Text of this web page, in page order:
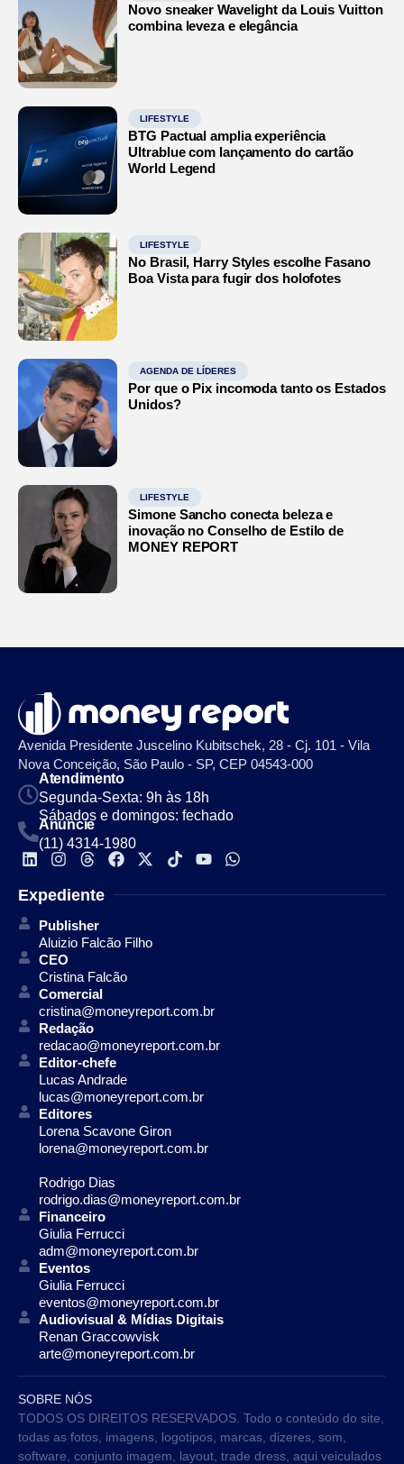
Novo sneaker Wavelight da Louis Vuitton
combina leveza e elegância
LIFESTYLE
BTG Pactual amplia experiência
Ultrablue com lançamento do cartão
World Legend
LIFESTYLE
No Brasil, Harry Styles escolhe Fasano
Boa Vista para fugir dos holofotes
AGENDA DE LÍDERES
Por que o Pix incomoda tanto os Estados
Unidos?
LIFESTYLE
Simone Sancho conecta beleza e
inovação no Conselho de Estilo de
MONEY REPORT
Avenida Presidente Juscelino Kubitschek, 28 - Cj. 101 - Vila
Nova Conceição, São Paulo - SP, CEP 04543-000
Atendimento
Segunda-Sexta: 9h às 18h
Sábados e domingos: fechado
Anuncie
(11) 4314-1980
Expediente
Publisher
Aluizio Falcão Filho
CEO
Cristina Falcão
Comercial
cristina@moneyreport.com.br
Redação
redacao@moneyreport.com.br
Editor-chefe
Lucas Andrade
lucas@moneyreport.com.br
Editores
Lorena Scavone Giron
lorena@moneyreport.com.br
Rodrigo Dias
rodrigo.dias@moneyreport.com.br
Financeiro
Giulia Ferrucci
adm@moneyreport.com.br
Eventos
Giulia Ferrucci
eventos@moneyreport.com.br
Audiovisual & Mídias Digitais
Renan Graccowvisk
arte@moneyreport.com.br
SOBRE NÓS
TODOS OS DIREITOS RESERVADOS. Todo o conteúdo do site,
todas as fotos, imagens, logotipos, marcas, dizeres, som,
software, conjunto imagem, layout, trade dress, aqui veiculados